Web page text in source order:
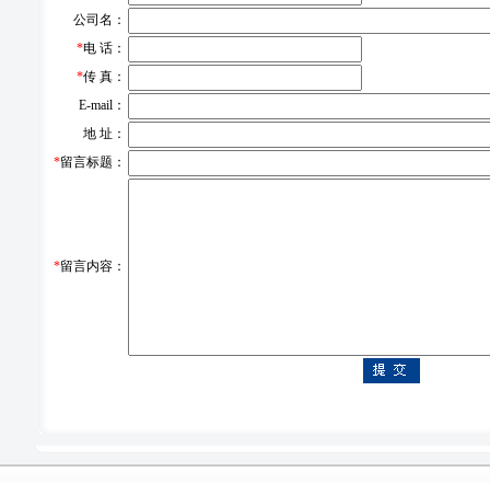
公司名：
*电 话：
*传 真：
E-mail：
地 址：
*留言标题：
*留言内容：